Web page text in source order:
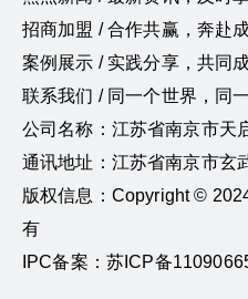
招商加盟 / 合作共赢，奔赴
案例展示 / 实践分享，共同
联系我们 / 同一个世界，同
公司名称：江苏省南京市天
通讯地址：江苏省南京市玄
版权信息：Copyright ©
有
IPC备案：苏ICP备